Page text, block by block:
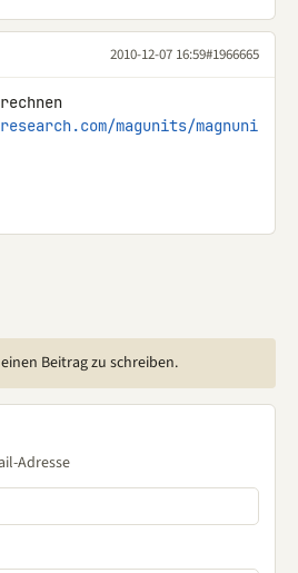
2010-12-07 16:59#1966665
magunits/magnuni
Beitrag zu schreiben.
Adresse